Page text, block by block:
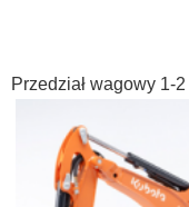
Przedział wagowy 1-2